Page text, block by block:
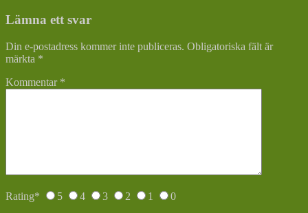
Lämna ett svar
Din e-postadress kommer inte publiceras. Obligatoriska fält är
märkta *
Kommentar *
Rating* 5 4 3 2 1 0